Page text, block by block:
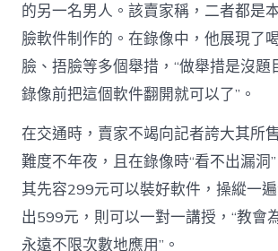
的另一名男人。該賣家稱，二者都是
臉軟件制作的。在錄像中，他展現了
臉、捂臉等多個舉措，“做舉措是沒題
錄像前把這個軟件翻開就可以了”。
在交通時，賣家不竭向記者誇大其所
難度不年夜，且在錄像時“看不出漏洞
其先容299元可以裝好軟件，操縱一
出599元，則可以一對一講授，“教會
永遠不限次數地應用”。